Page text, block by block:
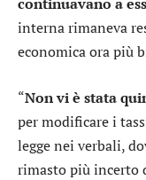
interna rimaneva
economica ora più
“Non vi è stata
per modificare i
legge nei verbali,
rimasto più incerto